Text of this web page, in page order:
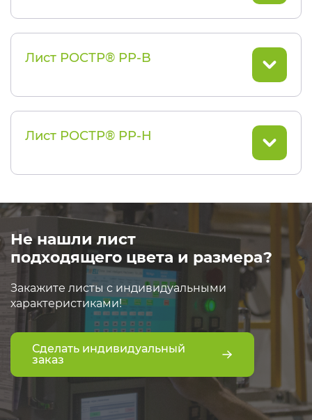
Лист РОСТР® PP-B
Лист РОСТР® PP-H
Не нашли лист
подходящего цвета и размера?
Закажите листы с индивидуальными
характеристиками!
Сделать индивидуальный
заказ